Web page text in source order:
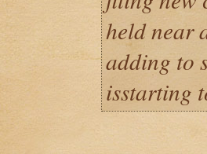
held near
adding to
isstarting